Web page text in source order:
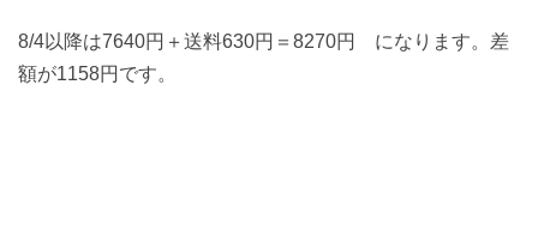
8/4以降は7640円＋送料630円＝8270円 になります。差
額が1158円です。